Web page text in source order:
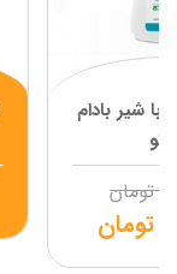
شیر بادام
تومان
تومان